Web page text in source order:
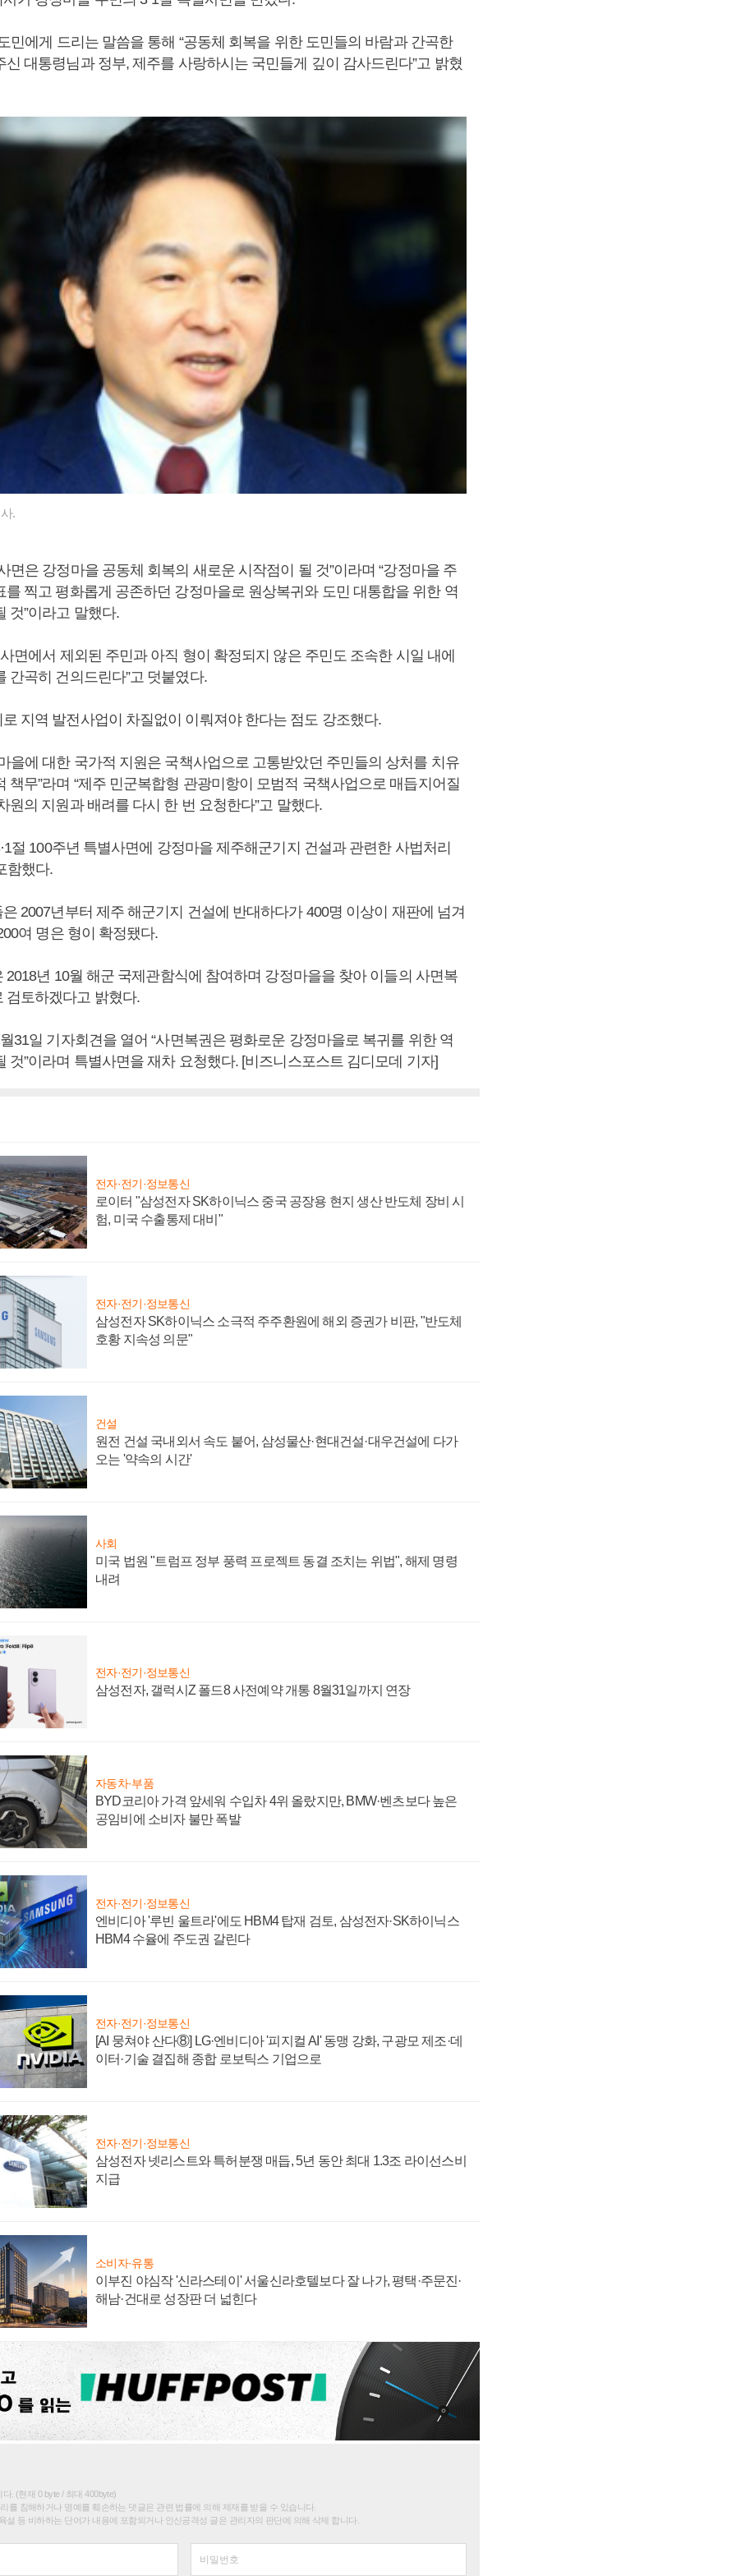
민에게 드리는 말씀을 통해 “공동체 회복을 위한 도민들의 바람과 간곡한
신 대통령님과 정부, 제주를 사랑하시는 국민들게 깊이 감사드린다”고 밝혔
.
면은 강정마을 공동체 회복의 새로운 시작점이 될 것”이라며 “강정마을 주
를 찍고 평화롭게 공존하던 강정마을로 원상복귀와 도민 대통합을 위한 역
것”이라고 말했다.
면에서 제외된 주민과 아직 형이 확정되지 않은 주민도 조속한 시일 내에
간곡히 건의드린다”고 덧붙였다.
지역 발전사업이 차질없이 이뤄져야 한다는 점도 강조했다.
을에 대한 국가적 지원은 국책사업으로 고통받았던 주민들의 상처를 치유
책무”라며 “제주 민군복합형 관광미항이 모범적 국책사업으로 매듭지어질
원의 지원과 배려를 다시 한 번 요청한다”고 말했다.
절 100주년 특별사면에 강정마을 제주해군기지 건설과 관련한 사법처리
함했다.
2007년부터 제주 해군기지 건설에 반대하다가 400명 이상이 재판에 넘겨
여 명은 형이 확정됐다.
년 10월 해군 국제관함식에 참여하며 강정마을을 찾아 이들의 사면복
검토하겠다고 밝혔다.
31일 기자회견을 열어 “사면복권은 평화로운 강정마을로 복귀를 위한 역
것”이라며 특별사면을 재차 요청했다. [비즈니스포스트 김디모데 기자]
전자·전기·정보통신
로이터 "삼성전자 SK하이닉스 중국 공장용 현지 생산 반도체 장비 시
험, 미국 수출통제 대비"
전자·전기·정보통신
삼성전자 SK하이닉스 소극적 주주환원에 해외 증권가 비판, "반도체
호황 지속성 의문"
건설
원전 건설 국내외서 속도 붙어, 삼성물산·현대건설·대우건설에 다가
오는 '약속의 시간'
사회
미국 법원 "트럼프 정부 풍력 프로젝트 동결 조치는 위법", 해제 명령
내려
전자·전기·정보통신
삼성전자, 갤럭시Z 폴드8 사전예약 개통 8월31일까지 연장
자동차·부품
BYD코리아 가격 앞세워 수입차 4위 올랐지만, BMW·벤츠보다 높은
공임비에 소비자 불만 폭발
전자·전기·정보통신
엔비디아 '루빈 울트라'에도 HBM4 탑재 검토, 삼성전자·SK하이닉스
HBM4 수율에 주도권 갈린다
전자·전기·정보통신
[AI 뭉쳐야 산다⑧] LG·엔비디아 '피지컬 AI' 동맹 강화, 구광모 제조·데
이터·기술 결집해 종합 로보틱스 기업으로
전자·전기·정보통신
삼성전자 넷리스트와 특허분쟁 매듭, 5년 동안 최대 1.3조 라이선스비
지급
소비자·유통
이부진 야심작 '신라스테이' 서울신라호텔보다 잘 나가, 평택·주문진·
해남·건대로 성장판 더 넓힌다
. (현재 0 byte / 최대 400byte)
를 침해하거나 명예를 훼손하는 댓글은 관련 법률에 의해 제재를 받을 수 있습니다.
설 등 비하하는 단어가 내용에 포함되거나 인신공격성 글은 관리자의 판단에 의해 삭제 합니다.